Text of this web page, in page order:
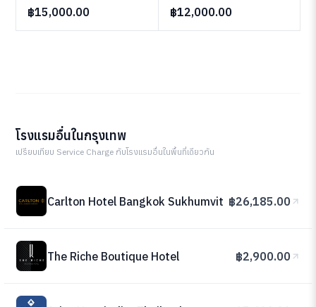
฿15,000.00 ฿12,000.00
โรงแรมอื่นในกรุงเทพ
เปรียบเทียบ Service Charge กับโรงแรมอื่นในพื้นที่เดียวกัน
Carlton Hotel Bangkok Sukhumvit ฿26,185.00
The Riche Boutique Hotel ฿2,900.00